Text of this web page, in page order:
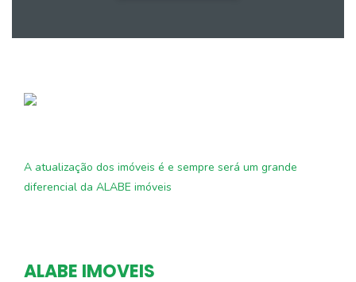
A atualização dos imóveis é e sempre será um grande
diferencial da ALABE imóveis
ALABE IMOVEIS